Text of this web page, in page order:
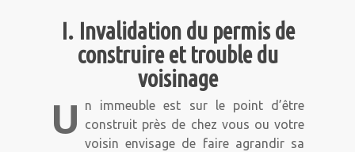
I. Invalidation du permis de
construire et trouble du
voisinage
U
n immeuble est sur le point d’être
construit près de chez vous ou votre
voisin envisage de faire agrandir sa